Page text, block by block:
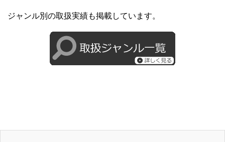
ジャンル別の取扱実績も掲載しています。